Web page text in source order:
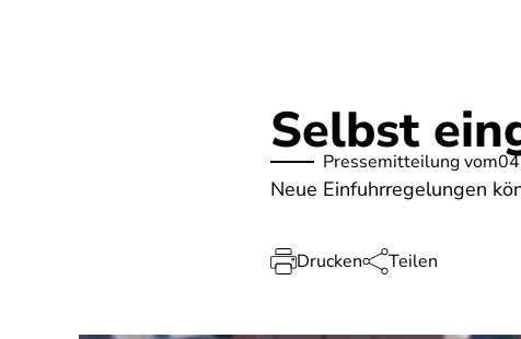
Selbst
Pressemitteilung vom
Neue Einfuhrregelungen
Drucken Teilen